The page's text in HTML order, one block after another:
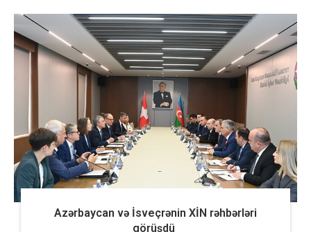
Azərbaycan və İsveçrənin XİN rəhbərləri
görüşdü